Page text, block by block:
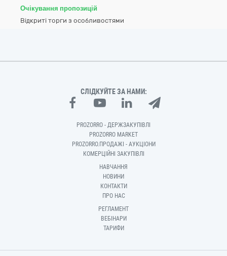
Очікування пропозицій
Відкриті торги з особливостями
СЛІДКУЙТЕ ЗА НАМИ:
PROZORRO - ДЕРЖЗАКУПІВЛІ
PROZORRO MARKET
PROZORRO.ПРОДАЖІ - АУКЦІОНИ
КОМЕРЦІЙНІ ЗАКУПІВЛІ
НАВЧАННЯ
НОВИНИ
КОНТАКТИ
ПРО НАС
РЕГЛАМЕНТ
ВЕБІНАРИ
ТАРИФИ